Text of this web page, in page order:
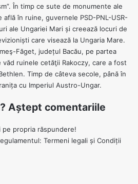
În timp ce sute de monumente ale
în ruine, guvernele PSD-PNL-USR-
ale Ungariei Mari și creează locuri de
care visează la Ungaria Mare.
Făget, județul Bacău, pe partea
ruinele cetăţii Rakoczy, care a fost
Timp de câteva secole, până în
cu Imperiul Austro-Ungar.
Aștept comentariile
propria răspundere!
Termeni legali și Condiții